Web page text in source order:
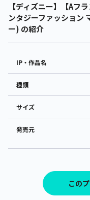
【ディズニー】【Aフ
ンタジーファッション
ー) の紹介
IP・作品名
種類
サイズ
発売元
この